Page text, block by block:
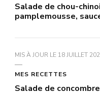
Salade de chou-
pamplemousse,
MIS À JOUR LE 18 JUILLET
MES RECETTES
Salade de